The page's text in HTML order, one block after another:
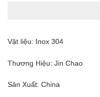
Vật liệu: Inox 304
Thương Hiệu: Jin Chao
Sản Xuất: China